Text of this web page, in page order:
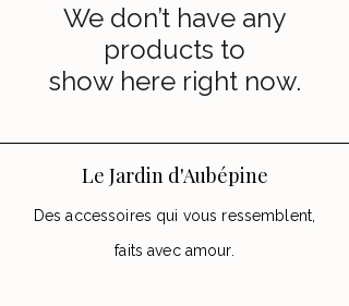
We don’t have any
products to
show here right now.
Le Jardin d'Aubépine
Des accessoires qui vous ressemblent,
faits avec amour.